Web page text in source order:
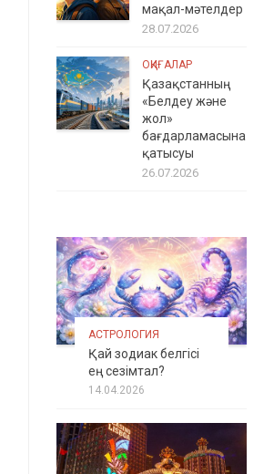
мақал-мәтелдер
28.07.2026
ОҚИҒАЛАР
Қазақстанның
«Белдеу және
жол»
бағдарламасына
қатысуы
26.07.2026
АСТРОЛОГИЯ
Қай зодиак белгісі
ең сезімтал?
14.04.2026